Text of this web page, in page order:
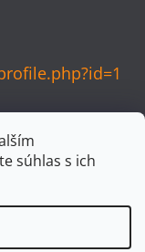
súhlas s ich